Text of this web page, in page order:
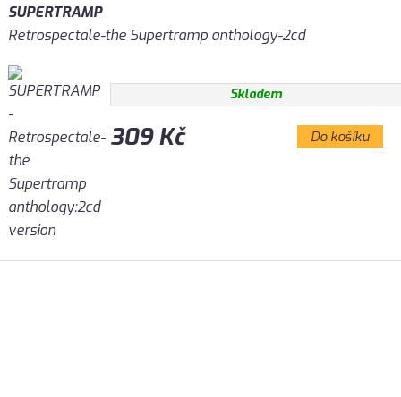
SUPERTRAMP
Retrospectale-the Supertramp anthology-2cd
Skladem
309 Kč Do košíku